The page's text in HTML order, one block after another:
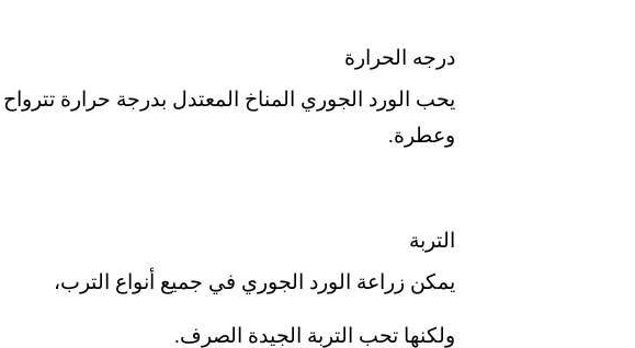
درجه الحرارة
وعطرة.
التربة
يمكن زراعة الورد الجوري في جميع أنواع الترب،
ولكنها تحب التربة الجيدة الصرف.